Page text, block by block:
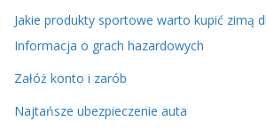
Jakie produkty sportowe warto kupić zimą
Informacja o grach hazardowych
Załóż konto i zarób
Najtańsze ubezpieczenie auta